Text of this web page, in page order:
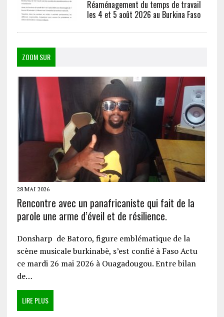
Réaménagement du temps de travail
les 4 et 5 août 2026 au Burkina Faso
ZOOM SUR
28 MAI 2026
Rencontre avec un panafricaniste qui fait de la
parole une arme d’éveil et de résilience.
Donsharp de Batoro, figure emblématique de la
scène musicale burkinabè, s’est confié à Faso Actu
ce mardi 26 mai 2026 à Ouagadougou. Entre bilan
de…
LIRE PLUS